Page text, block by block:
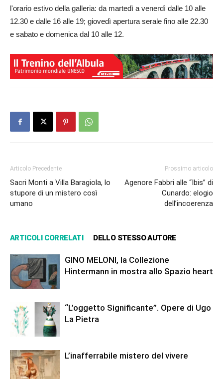
l'orario estivo della galleria: da martedì a venerdì dalle 10 alle
12.30 e dalle 16 alle 19; giovedì apertura serale fino alle 22.30
e sabato e domenica dal 10 alle 12.
Articolo Precedente
Sacri Monti a Villa Baragiola, lo
stupore di un mistero così
umano
Prossimo articolo
Agenore Fabbri alle “Ibis” di
Cunardo: elogio
dell’incoerenza
ARTICOLI CORRELATI DELLO STESSO AUTORE
GINO MELONI, la Collezione
Hintermann in mostra allo Spazio heart
“L’oggetto Significante”. Opere di Ugo
La Pietra
L’inafferrabile mistero del vivere